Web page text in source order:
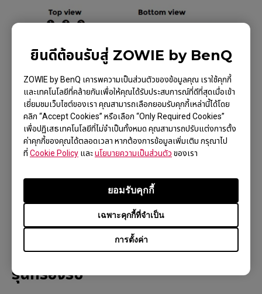
ยินดีต้อนรับสู่ ZOWIE by BenQ
ZOWIE by BenQ เคารพความเป็นส่วนตัวของข้อมูลคุณ เราใช้คุกกี้
และเทคโนโลยีที่คล้ายกันเพื่อให้คุณได้รับประสบการณ์ที่ดีที่สุดเมื่อเข้า
เยี่ยมชมเว็บไซต์ของเรา คุณสามารถเลือกยอมรับคุกกี้เหล่านี้ได้โดย
คลิก “Accept Cookies” หรือเลือก “Only Required Cookies”
เพื่อปฏิเสธเทคโนโลยีที่ไม่จำเป็นทั้งหมด คุณสามารถปรับแต่งการตั้ง
ค่าคุกกี้ของคุณได้ตลอดเวลา หากต้องการข้อมูลเพิ่มเติม กรุณาไป
ที่ Cookie Policy และนโยบายความเป็นส่วนตัว ของเรา
การตั้งค่า
เฉพาะคุกกี้ที่จำเป็น
ยอมรับคุกกี้
รุ่นที่รองรับ